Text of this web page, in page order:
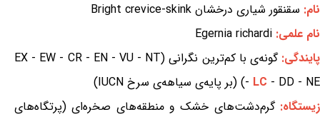
نام: سقنقور شیاری درخشان Bright crevice-skink
نام علمی: Egernia richardi
پایندگی:
گونه‌ی با کم‌ترین نگرانی (EX - EW - CR - EN - VU - NT
- LC - DD - NE) (بر پایه‌ی سیاهه‌ی سرخ IUCN)
زیستگاه:گرم‌دشت‌های خشک و منطقه‌های صخره‌ای (پرتگاه‌های